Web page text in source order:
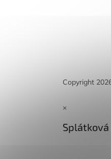
Copyright
×
Splátková